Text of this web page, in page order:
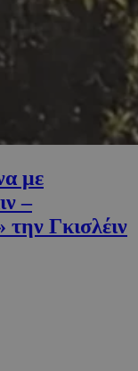
με
–
Γκισλέιν